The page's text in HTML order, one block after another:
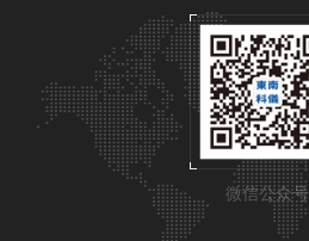
微信公众号